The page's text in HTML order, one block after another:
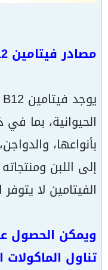
مصادر فيتامين B12
الحيوانية، بما
بأنواعها،
إلى اللبن
الفيتامين لا
تناول الماكولات